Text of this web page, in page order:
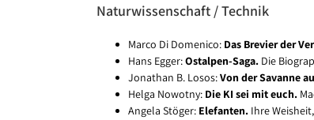
Naturwissenschaft / Technik
Marco Di Domenico: Das Brevier der
Hans Egger:Ostalpen-Saga. Die
Jonathan B. Losos:Von der Savanne
Helga Nowotny: Die KI sei mit euch.
Angela Stöger: Elefanten. Ihre